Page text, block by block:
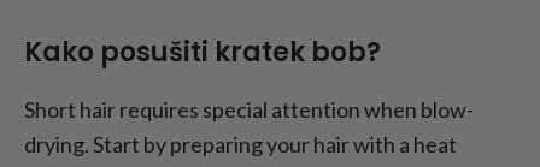
Kako posušiti kratek bob?
Short hair requires special attention when blow-
drying. Start by preparing your hair with a heat